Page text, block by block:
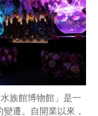
族館博物館」是一
遷。自開業以來，